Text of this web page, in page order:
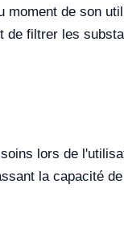
de son
filtrer les
lors de
la capacité